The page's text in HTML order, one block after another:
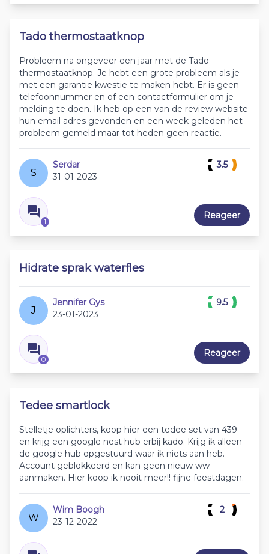
Tado thermostaatknop
Probleem na ongeveer een jaar met de Tado
thermostaatknop. Je hebt een grote probleem als je
met een garantie kwestie te maken hebt. Er is geen
telefoonnummer en of een contactformulier om je
melding te doen. Ik heb op een van de review website
hun email adres gevonden en een week geleden het
probleem gemeld maar tot heden geen reactie.
S
Serdar
31-01-2023
1
3.5
Reageer
Hidrate sprak waterfles
J
Jennifer Gys
23-01-2023
0
9.5
Reageer
Tedee smartlock
Stelletje oplichters, koop hier een tedee set van 439
en krijg een google nest hub erbij kado. Krijg ik alleen
de google hub opgestuurd waar ik niets aan heb.
Account geblokkeerd en kan geen nieuw ww
aanmaken. Hier koop ik nooit meer!! fijne feestdagen.
W
Wim Boogh
23-12-2022
2